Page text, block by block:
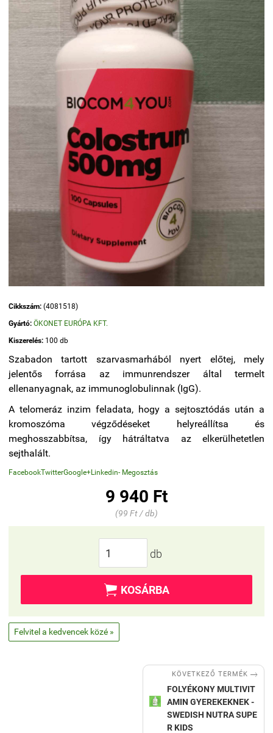
Cikkszám: (4081518)
Gyártó: ÖKONET EURÓPA KFT.
Kiszerelés: 100 db
Szabadon tartott szarvasmarhából nyert előtej, mely
jelentős forrása az immunrendszer által termelt
ellenanyagnak, az immunoglobulinnak (IgG).
A telomeráz inzim feladata, hogy a sejtosztódás után a
kromoszóma végződéseket helyreállítsa és
meghosszabbítsa, így hátráltatva az elkerülhetetlen
sejthalált.
FacebookTwitterGoogle+Linkedin- Megosztás
9 940 Ft
(99 Ft / db)
db
 KOSÁRBA
Felvitel a kedvencek közé »
KÖVETKEZŐ TERMÉK 
FOLYÉKONY MULTIVIT
AMIN GYEREKEKNEK -
SWEDISH NUTRA SUPE
R KIDS